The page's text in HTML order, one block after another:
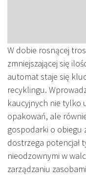
W dobie rosnącej
zmniejszającej się
automat staje się
recyklingu.
kaucyjnych nie tylko
opakowań, ale
gospodarki o obiegu
dostrzega potencjał
nieodzownymi w
zarządzaniu